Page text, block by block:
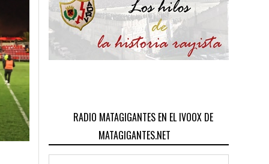
RADIO MATAGIGANTES EN EL IVOOX DE
MATAGIGANTES.NET